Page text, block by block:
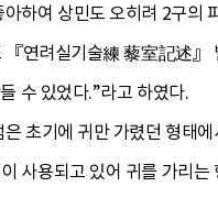
하여 상민도 오히려 2구의
『연려실기술練 藜室記述
수 있었다.”라고 하였다.
초기에 귀만 가렸던 형태
사용되고 있어 귀를 가리